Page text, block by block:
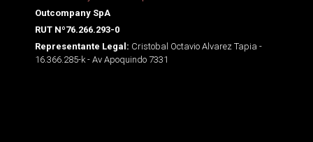
Outcompany SpA
RUT Nº76.266.293-0
Representante Legal: Cristobal Octavio Alvarez Tapia -
16.366.285-k - Av Apoquindo 7331